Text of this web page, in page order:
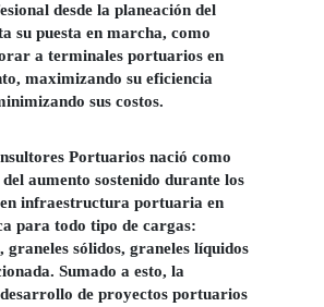
desde la planeación del
su puesta en marcha, como
a terminales portuarios en
maximizando su eficiencia
sus costos.
Portuarios nació como
del aumento sostenido durante los
infraestructura portuaria en
para todo tipo de cargas:
graneles sólidos, graneles líquidos
Sumado a esto, la
desarrollo de proyectos portuarios